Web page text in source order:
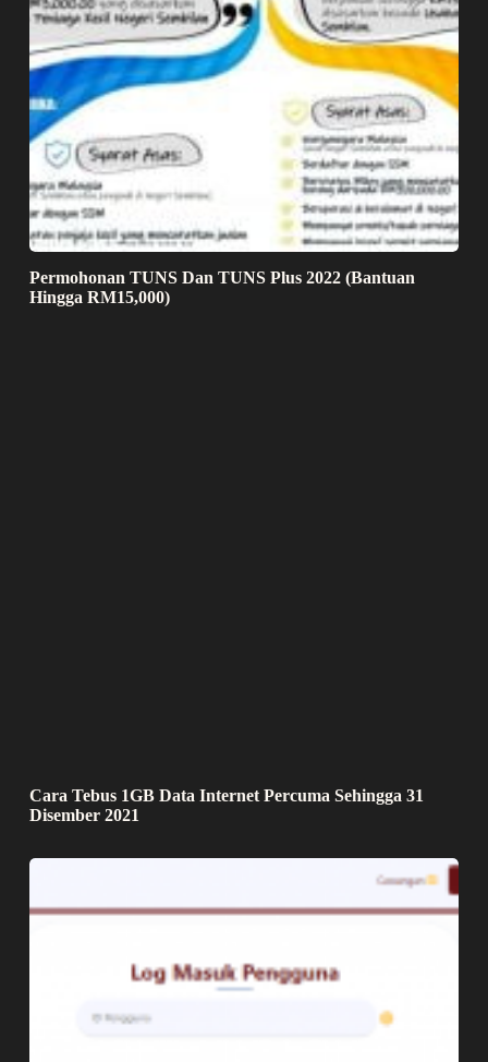
Permohonan TUNS Dan TUNS Plus 2022 (Bantuan
Hingga RM15,000)
Cara Tebus 1GB Data Internet Percuma Sehingga 31
Disember 2021